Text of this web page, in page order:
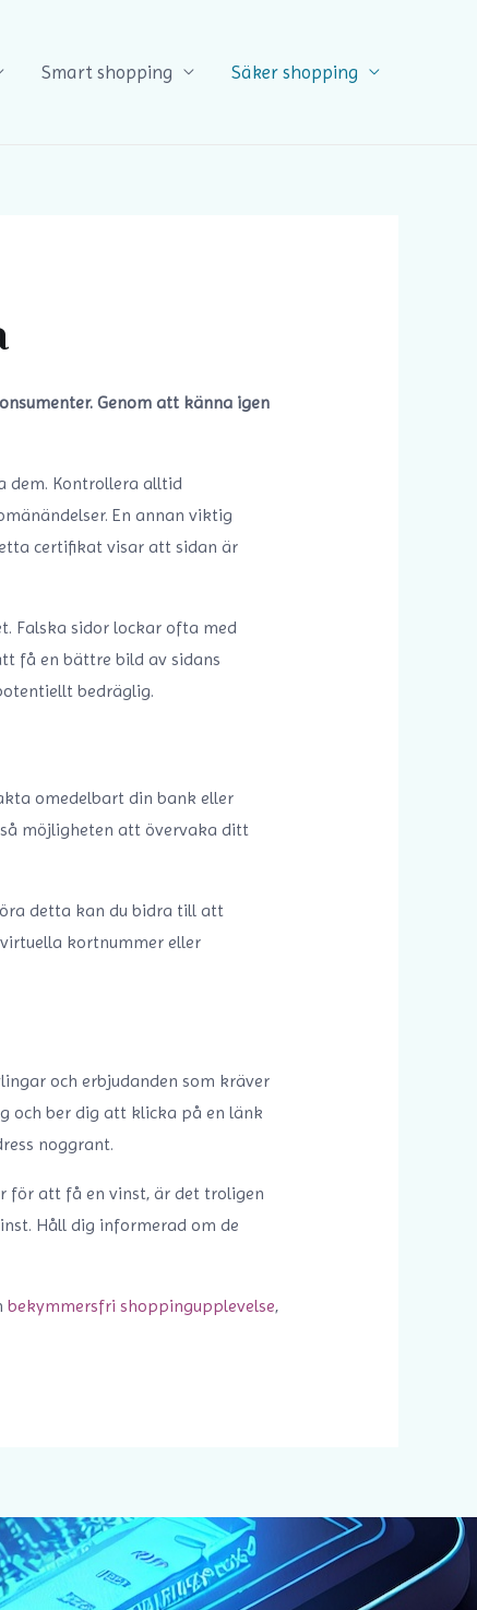
Smart shopping Säker shopping
Genom att känna igen
dem. Kontrollera alltid
En annan viktig
certifikat visar att sidan är
Falska sidor lockar ofta med
få en bättre bild av sidans
bedräglig.
omedelbart din bank eller
möjligheten att övervaka ditt
detta kan du bidra till att
kortnummer eller
och erbjudanden som kräver
och ber dig att klicka på en länk
noggrant.
för att få en vinst, är det troligen
Håll dig informerad om de
bekymmersfri shoppingupplevelse,